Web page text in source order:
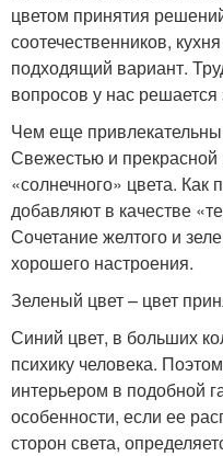
цветом принятия
соотечественников,
подходящий вариант.
вопросов у нас
Чем еще
Свежестью и
«солнечного» цвета. Как
добавляют в качестве
Сочетание желтого и
хорошего настроения.
Зеленый цвет – цвет
Синий цвет, в больших
психику человека.
интерьером в подобной
особенности, если ее
сторон света,